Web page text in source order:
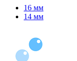
16 мм
14 мм